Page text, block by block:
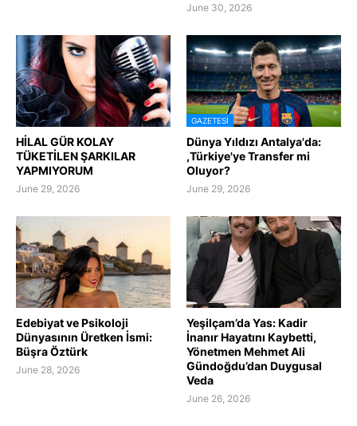
June 30, 2026
HİLAL GÜR KOLAY
TÜKETİLEN ŞARKILAR
YAPMIYORUM
June 29, 2026
GAZETESI
Dünya Yıldızı Antalya'da:
,Türkiye'ye Transfer mi
Oluyor?
June 29, 2026
Edebiyat ve Psikoloji
Dünyasının Üretken İsmi:
Büşra Öztürk
June 28, 2026
Yeşilçam’da Yas: Kadir
İnanır Hayatını Kaybetti,
Yönetmen Mehmet Ali
Gündoğdu’dan Duygusal
Veda
June 26, 2026